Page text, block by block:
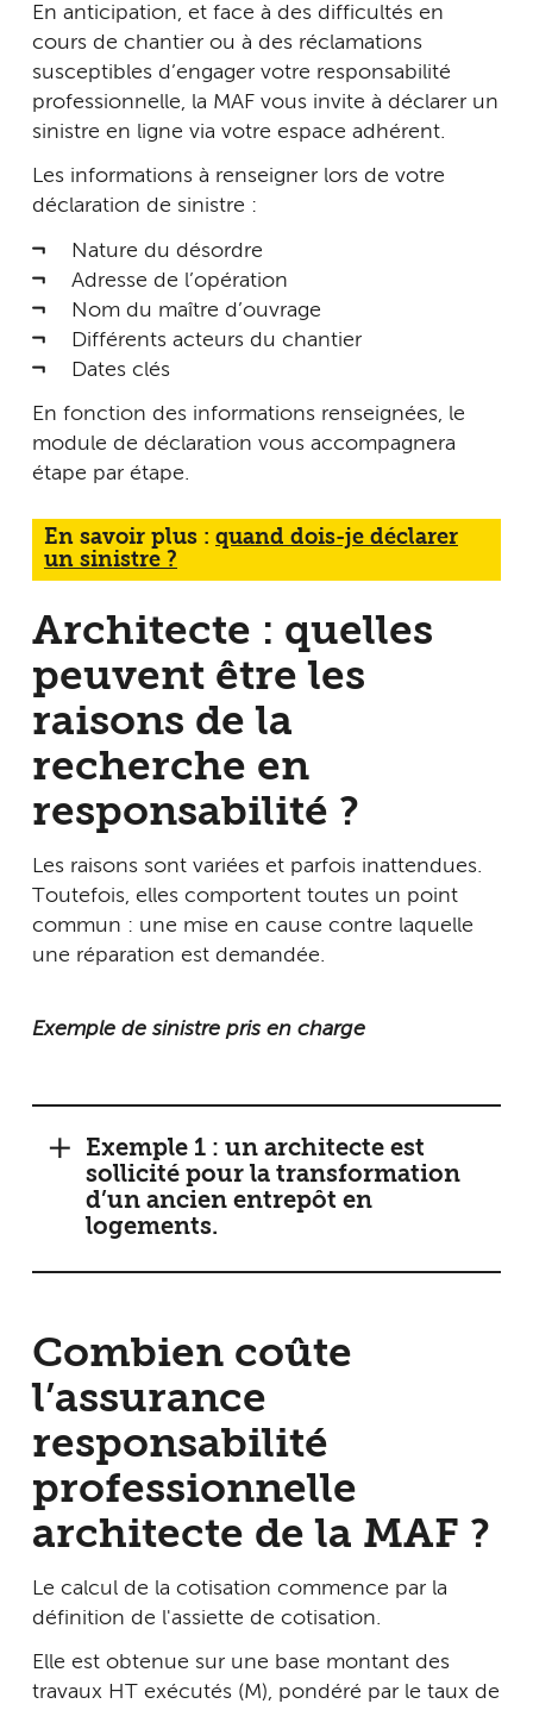
En anticipation, et face à des difficultés en
cours de chantier ou à des réclamations
susceptibles d’engager votre responsabilité
professionnelle, la MAF vous invite à déclarer un
sinistre en ligne via votre espace adhérent.
Les informations à renseigner lors de votre
déclaration de sinistre :
Nature du désordre
Adresse de l’opération
Nom du maître d’ouvrage
Différents acteurs du chantier
Dates clés
En fonction des informations renseignées, le
module de déclaration vous accompagnera
étape par étape.
En savoir plus : quand dois-je déclarer
un sinistre ?
Architecte : quelles
peuvent être les
raisons de la
recherche en
responsabilité ?
Les raisons sont variées et parfois inattendues.
Toutefois, elles comportent toutes un point
commun : une mise en cause contre laquelle
une réparation est demandée.
Exemple de sinistre pris en charge
Exemple 1 : un architecte est
sollicité pour la transformation
d’un ancien entrepôt en
logements.
Combien coûte
l’assurance
responsabilité
professionnelle
architecte de la MAF ?
Le calcul de la cotisation commence par la
définition de l'assiette de cotisation.
Elle est obtenue sur une base montant des
travaux HT exécutés (M), pondéré par le taux de